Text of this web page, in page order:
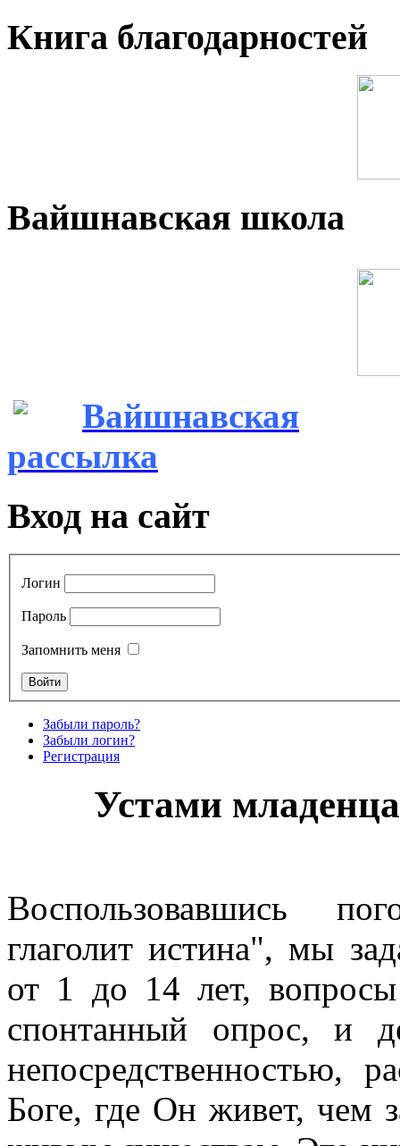
Книга благодарностей
Вайшнавская школа
Вайшнавская
рассылка
Вход на сайт
Логин
Пароль
Запомнить меня
Забыли пароль?
Забыли логин?
Регистрация
Устами
Воспользовавшись
глаголит истина", мы
от 1 до 14 лет,
спонтанный опрос, и
непосредственностью,
Боге, где Он живет, чем